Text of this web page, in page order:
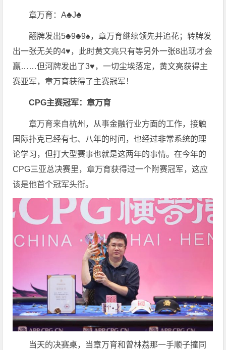
章万育：A♣J♣
翻牌发出5♣9♣9♠，章万育继续领先并追花；转牌发
出一张无关的4♥，此时黄文亮只有等另外一张8出现才会
赢……但河牌发出了3♥，一切尘埃落定，黄文亮获得主
赛亚军，章万育获得了主赛冠军！
CPG主赛冠军：章万育
章万育来自杭州，从事金融行业方面的工作，接触
国际扑克已经有七、八年的时间，也经过非常系统的理
论学习，但打大型赛事也就是这两年的事情。在今年的
CPG三亚总决赛里，章万育获得过一个附赛冠军，这应
该是他首个冠军头衔。
当天的决赛桌，当章万育和曾林荔那一手顺子撞同